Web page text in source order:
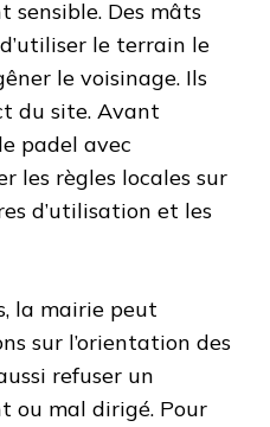
sensible. Des mâts
le terrain le
le voisinage. Ils
du site. Avant
padel avec
les règles locales sur
d’utilisation et les
la mairie peut
sur l’orientation des
refuser un
ou mal dirigé. Pour